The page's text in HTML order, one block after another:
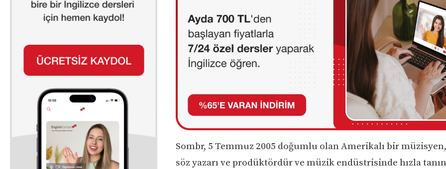
Sombr, 5 Temmuz 2005 doğumlu olan Amerikalı bir müzisyen,
söz yazarı ve prodüktördür ve müzik endüstrisinde hızla